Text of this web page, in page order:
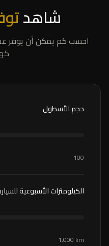
شاهد
احسب كم يمكن أن يوفر
حجم الأسطول
100
الكيلومترات الأسبوعية
1,000 km